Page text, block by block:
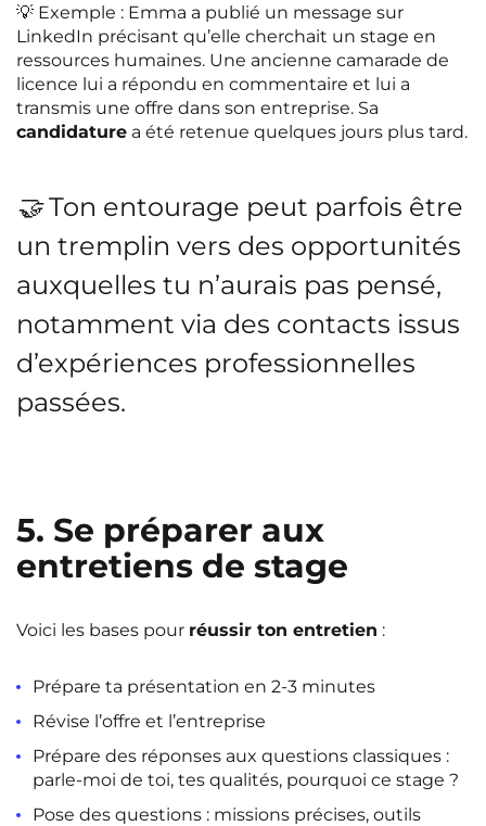
💡 Exemple : Emma a publié un message sur
LinkedIn précisant qu’elle cherchait un stage en
ressources humaines. Une ancienne camarade de
licence lui a répondu en commentaire et lui a
transmis une offre dans son entreprise. Sa
candidature a été retenue quelques jours plus tard.
🤝 Ton entourage peut parfois être
un tremplin vers des opportunités
auxquelles tu n’aurais pas pensé,
notamment via des contacts issus
d’expériences professionnelles
passées.
5. Se préparer aux
entretiens de stage
Voici les bases pour réussir ton entretien :
Prépare ta présentation en 2-3 minutes
Révise l’offre et l’entreprise
Prépare des réponses aux questions classiques :
parle-moi de toi, tes qualités, pourquoi ce stage ?
Pose des questions : missions précises, outils